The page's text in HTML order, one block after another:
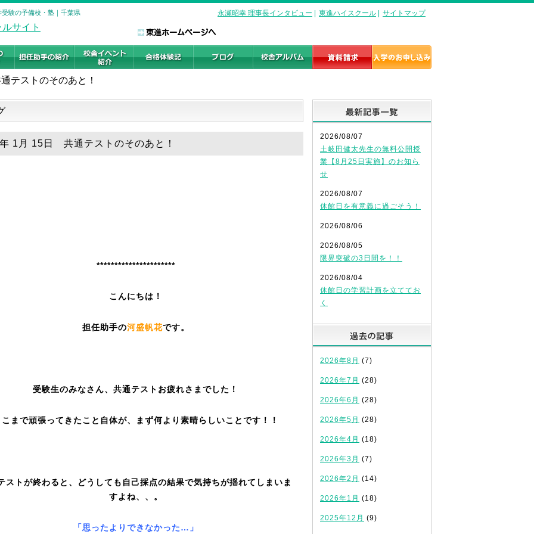
験の予備校・塾｜千葉県 永瀬昭幸 理事長インタビュー 東進ハイスクール サイトマップ
テストのそのあと！
1月 15日 共通テストのそのあと！
**********************
こんにちは！
担任助手の河盛帆花です。
受験生のみなさん、共通テストお疲れさまでした！
まで頑張ってきたこと自体が、まず何より素晴らしいことです！！
ストが終わると、どうしても自己採点の結果で気持ちが揺れてしまいま
すよね、、。
「思ったよりできなかった…」
2026/08/07
土岐田健太先生の無料公開授
業【8月25日実施】のお知ら
せ
2026/08/07
休館日を有意義に過ごそう！
2026/08/06
2026/08/05
限界突破の3日間を！！
2026/08/04
休館日の学習計画を立ててお
く
2026年8月 (7)
2026年7月 (28)
2026年6月 (28)
2026年5月 (28)
2026年4月 (18)
2026年3月 (7)
2026年2月 (14)
2026年1月 (18)
2025年12月 (9)